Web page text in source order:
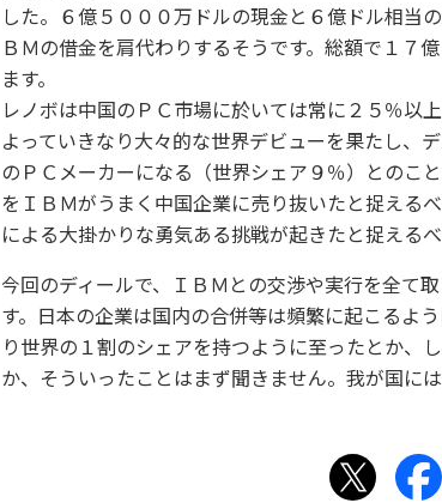
した。６億５０００万ドルの現金と６億ドル相当
ＢＭの借金を肩代わりするそうです。総額で１７
ます。
レノボは中国のＰＣ市場に於いては常に２５％以
よっていきなり大々的な世界デビューを果たし、
のＰＣメーカーになる（世界シェア９％）とのこ
をＩＢＭがうまく中国企業に売り抜いたと捉える
による大掛かりな勇気ある挑戦が起きたと捉える
今回のディールで、ＩＢＭとの交渉や実行を全て
す。日本の企業は国内の合併等は頻繁に起こるよ
り世界の１割のシェアを持つように至ったとか、
か、そういったことはまず聞きません。我が国に